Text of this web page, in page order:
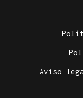
Aviso